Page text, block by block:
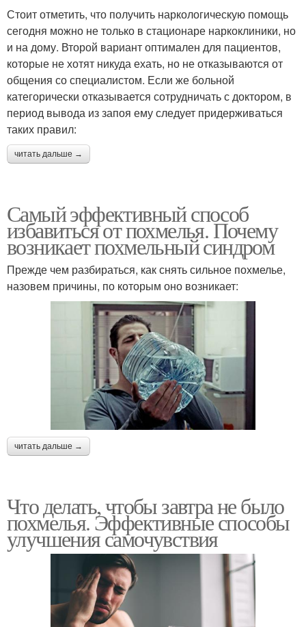
Стоит отметить, что получить наркологическую помощь
сегодня можно не только в стационаре наркоклиники, но
и на дому. Второй вариант оптимален для пациентов,
которые не хотят никуда ехать, но не отказываются от
общения со специалистом. Если же больной
категорически отказывается сотрудничать с доктором, в
период вывода из запоя ему следует придерживаться
таких правил:
читать дальше →
Самый эффективный способ
избавиться от похмелья. Почему
возникает похмельный синдром
Прежде чем разбираться, как снять сильное похмелье,
назовем причины, по которым оно возникает:
читать дальше →
Что делать, чтобы завтра не было
похмелья. Эффективные способы
улучшения самочувствия